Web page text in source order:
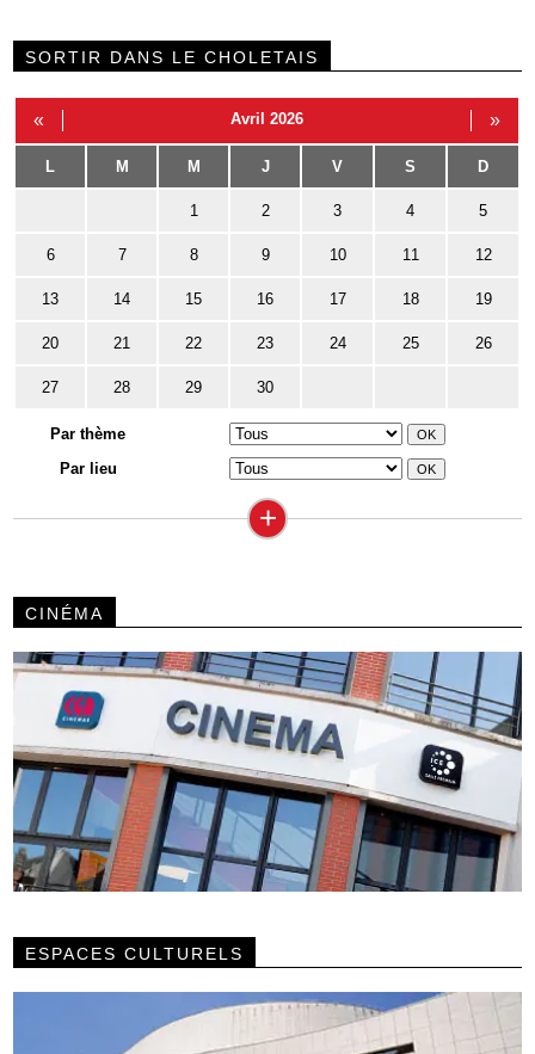
SORTIR DANS LE CHOLETAIS
« Avril 2026 »
L M M J V S D
1 2 3 4 5
6 7 8 9 10 11 12
13 14 15 16 17 18 19
20 21 22 23 24 25 26
27 28 29 30
Par thème
Par lieu
+
CINÉMA
ESPACES CULTURELS